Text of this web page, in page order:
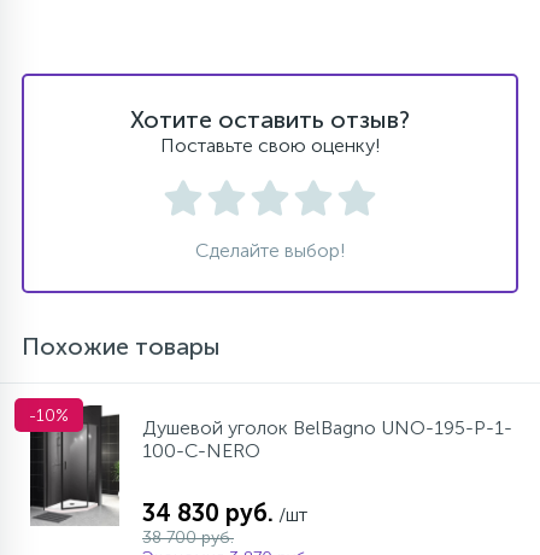
Хотите оставить отзыв?
Поставьте свою оценку!
Сделайте выбор!
Похожие товары
-10%
Душевой уголок BelBagno UNO-195-P-1-
100-C-NERO
34 830 руб. /шт
38 700 руб.